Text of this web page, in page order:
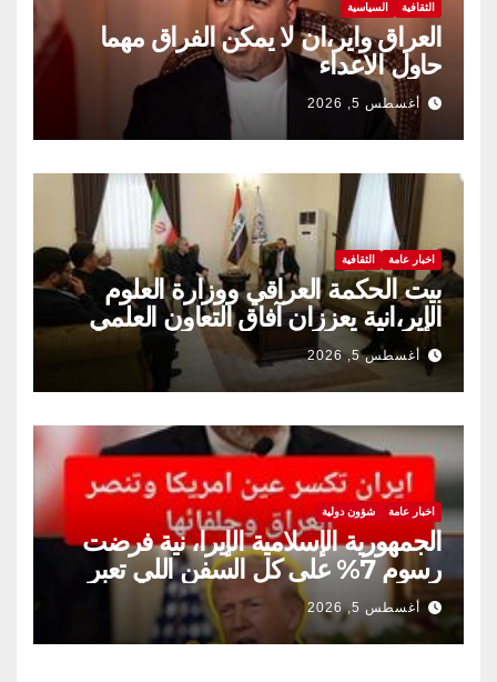
الثقافية السياسية
العراق واير،ان لا يمكن الفراق مهما
حاول الاعداء
أغسطس 5, 2026
اخبار عامة الثقافية
بيت الحكمة العراقي ووزارة العلوم
الإير،انية يعززان آفاق التعاون العلمي
والثقافي.
أغسطس 5, 2026
اخبار عامة شؤون دولية
الجمهورية الإسلامية الإيرا، نية فرضت
رسوم 7% على كل السفن اللي تعبر
مضيق هرمز
أغسطس 5, 2026